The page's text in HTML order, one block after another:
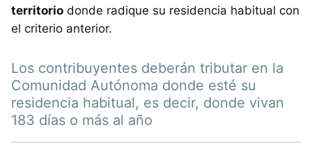
territorio donde radique su residencia habitual con
el criterio anterior.
Los contribuyentes deberán tributar en la
Comunidad Autónoma donde esté su
residencia habitual, es decir, donde vivan
183 días o más al año